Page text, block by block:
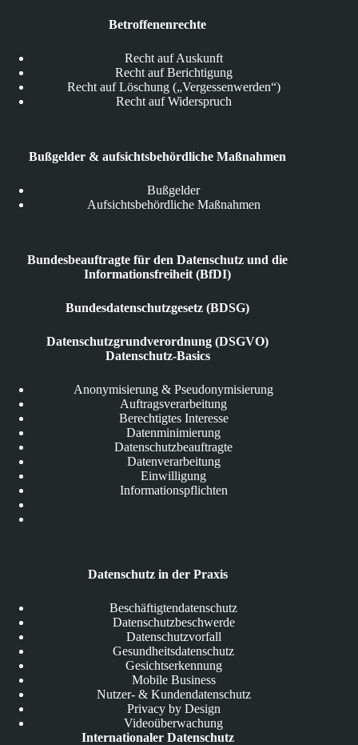
Betroffenenrechte
Recht auf Auskunft
Recht auf Berichtigung
Recht auf Löschung („Vergessenwerden“)
Recht auf Widerspruch
Bußgelder & aufsichtsbehördliche Maßnahmen
Bußgelder
Aufsichtsbehördliche Maßnahmen
Bundesbeauftragte für den Datenschutz und die
Informationsfreiheit (BfDI)
Bundesdatenschutzgesetz (BDSG)
Datenschutzgrundverordnung (DSGVO)
Datenschutz-Basics
Anonymisierung & Pseudonymisierung
Auftragsverarbeitung
Berechtigtes Interesse
Datenminimierung
Datenschutzbeauftragte
Datenverarbeitung
Einwilligung
Informationspflichten
Datenschutz in der Praxis
Beschäftigtendatenschutz
Datenschutzbeschwerde
Datenschutzvorfall
Gesundheitsdatenschutz
Gesichtserkennung
Mobile Business
Nutzer- & Kundendatenschutz
Privacy by Design
Videoüberwachung
Internationaler Datenschutz